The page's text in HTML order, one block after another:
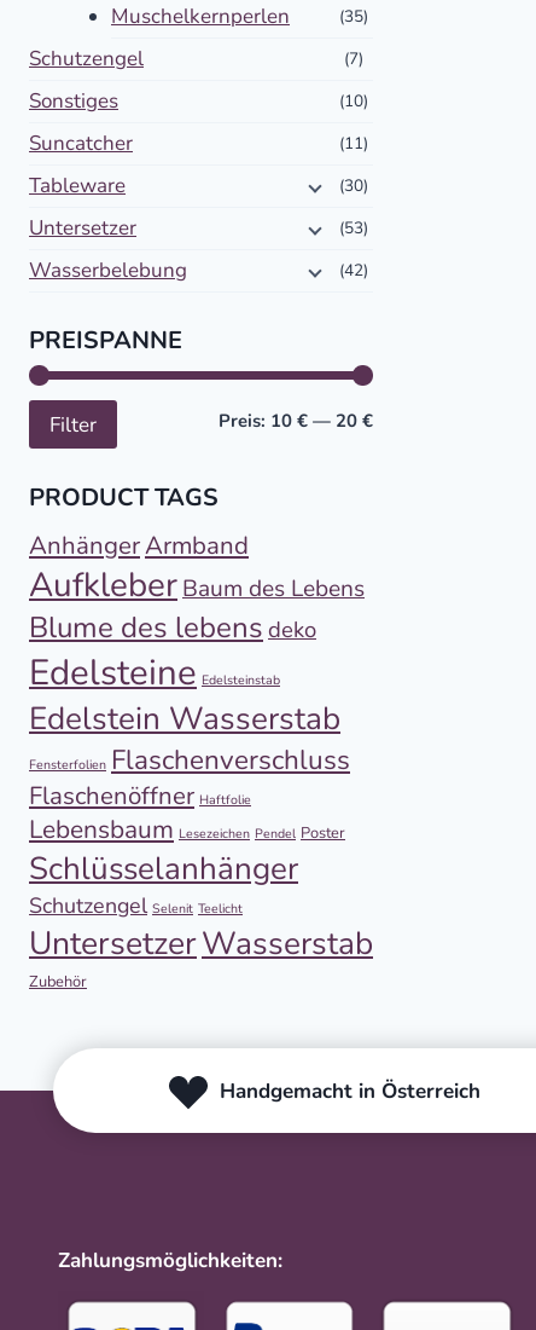
Muschelkernperlen (35)
Schutzengel (7)
Sonstiges (10)
Suncatcher (11)
Tableware (30)
Untersetzer (53)
Wasserbelebung (42)
PREISPANNE
Mindestpreis
Höchstpreis
Filter Preis: 10 € — 20 €
PRODUCT TAGS
AnhängerArmband
AufkleberBaum des Lebens
Blume des lebensdeko
Edelsteine Edelsteinstab
Edelstein Wasserstab
Fensterfolien Flaschenverschluss
Flaschenöffner Haftfolie
Lebensbaum Lesezeichen Pendel Poster
Schlüsselanhänger
Schutzengel Selenit Teelicht
UntersetzerWasserstab
Zubehör
Handgemacht in Österreich
Zahlungsmöglichkeiten: